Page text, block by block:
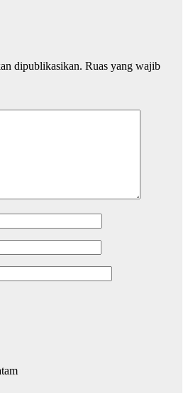
dipublikasikan. Ruas yang wajib